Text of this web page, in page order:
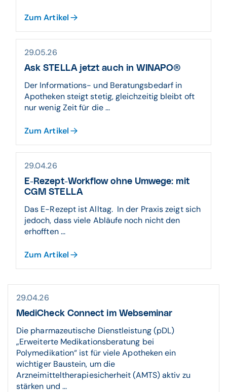
Zum Artikel
29.05.26
Ask STELLA jetzt auch in WINAPO®
Der Informations- und Beratungsbedarf in
Apotheken steigt stetig, gleichzeitig bleibt oft
nur wenig Zeit für die ...
Zum Artikel
29.04.26
E-Rezept-Workflow ohne Umwege: mit
CGM STELLA
Das E-Rezept ist Alltag. In der Praxis zeigt sich
jedoch, dass viele Abläufe noch nicht den
erhofften ...
Zum Artikel
29.04.26
MediCheck Connect im Webseminar
Die pharmazeutische Dienstleistung (pDL)
„Erweiterte Medikationsberatung bei
Polymedikation“ ist für viele Apotheken ein
wichtiger Baustein, um die
Arzneimitteltherapiesicherheit (AMTS) aktiv zu
stärken und ...